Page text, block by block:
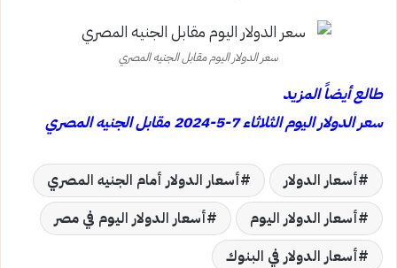
سعر الدولار اليوم مقابل الجنيه المصري
طالع أيضاً المزيد
سعر الدولار اليوم الثلاثاء 7-5-2024 مقابل الجنيه المصري
أسعار الدولار
أسعار الدولار أمام الجنيه المصري
أسعار الدولار اليوم
أسعار الدولار اليوم في مصر
أسعار الدولار في البنوك